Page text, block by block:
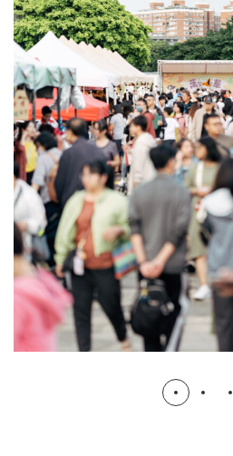
【活動回顧】
加蚋仔親子嘉年華
全新家庭
地方 文化